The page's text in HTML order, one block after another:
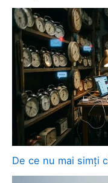
De ce nu mai simți